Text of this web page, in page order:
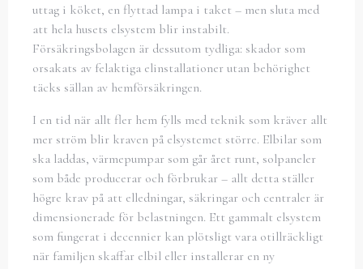
uttag i köket, en flyttad lampa i taket – men sluta med
att hela husets elsystem blir instabilt.
Försäkringsbolagen är dessutom tydliga: skador som
orsakats av felaktiga elinstallationer utan behörighet
täcks sällan av hemförsäkringen.
I en tid när allt fler hem fylls med teknik som kräver allt
mer ström blir kraven på elsystemet större. Elbilar som
ska laddas, värmepumpar som går året runt, solpaneler
som både producerar och förbrukar – allt detta ställer
högre krav på att elledningar, säkringar och centraler är
dimensionerade för belastningen. Ett gammalt elsystem
som fungerat i decennier kan plötsligt vara otillräckligt
när familjen skaffar elbil eller installerar en ny